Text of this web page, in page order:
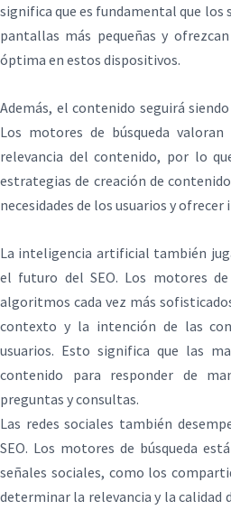
significa que es fundamental que los
pantallas más pequeñas y
óptima en estos dispositivos.
Además, el contenido seguirá
Los motores de búsqueda
relevancia del contenido, por lo
estrategias de creación de
necesidades de los usuarios y
La inteligencia artificial también
el futuro del SEO. Los motores
algoritmos cada vez más
contexto y la intención de las
usuarios. Esto significa que las
contenido para responder de
preguntas y consultas.
Las redes sociales también
SEO. Los motores de búsqueda
señales sociales, como los
determinar la relevancia y la calidad